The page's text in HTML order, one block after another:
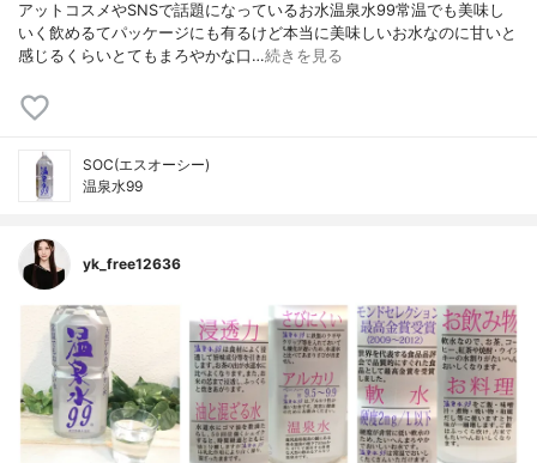
アットコスメやSNSで話題になっているお水温泉水99常温でも美味し
いく飲めるてパッケージにも有るけど本当に美味しいお水なのに甘いと
感じるくらいとてもまろやかな口…続きを見る
SOC(エスオーシー)
温泉水99
yk_free12636